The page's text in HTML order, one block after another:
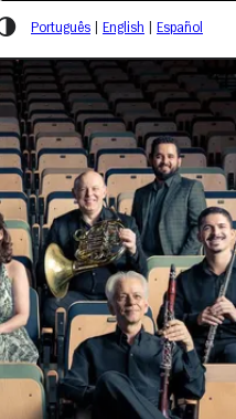
/governosp
Português English Español